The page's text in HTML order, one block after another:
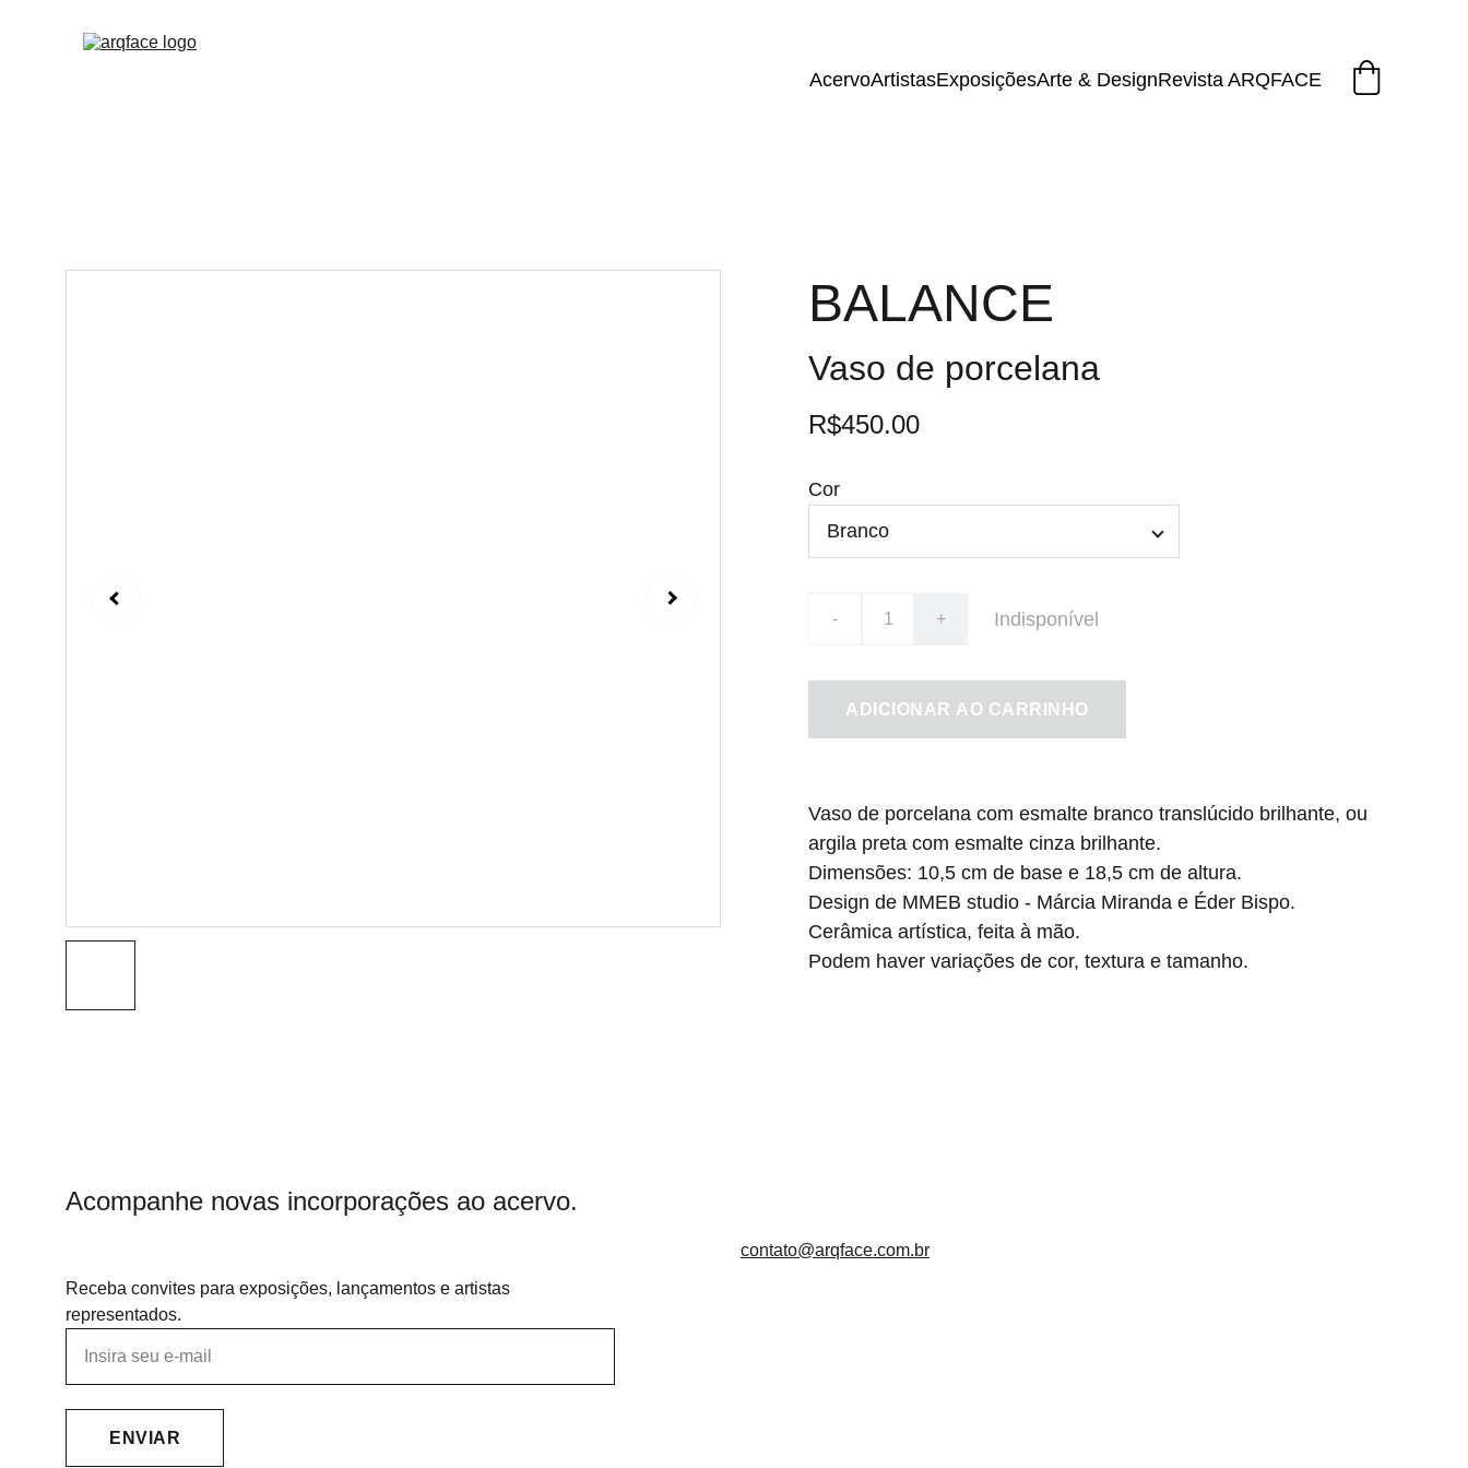
AcervoArtistasExposiçõesArte & DesignRevista ARQFACE
BALANCE
Vaso de porcelana
R$450.00
Cor
- + Indisponível
ADICIONAR AO CARRINHO
Vaso de porcelana com esmalte branco translúcido brilhante, ou
argila preta com esmalte cinza brilhante.
Dimensões: 10,5 cm de base e 18,5 cm de altura.
Design de MMEB studio - Márcia Miranda e Éder Bispo.
Cerâmica artística, feita à mão.
Podem haver variações de cor, textura e tamanho.
Acompanhe novas incorporações ao acervo.
Receba convites para exposições, lançamentos e artistas
representados.
ENVIAR
contato@arqface.com.br